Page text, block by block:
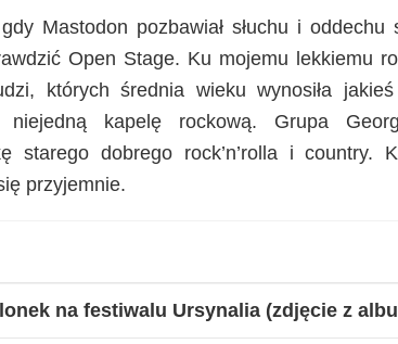
Mastodon pozbawiał słuchu i
Open Stage. Ku mojemu lekkiemu
których średnia wieku wynosiła
niejedną kapelę rockową. Grupa
starego dobrego rock’n’rolla i country.
przyjemnie.
na festiwalu Ursynalia (zdjęcie z